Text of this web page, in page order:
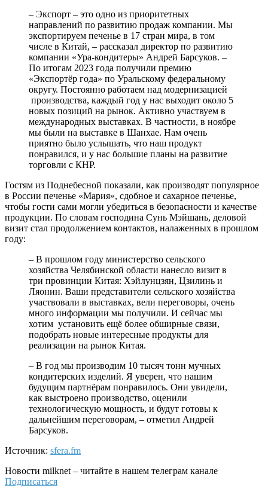
– Экспорт – это одно из приоритетных
направлений по развитию продаж компании. Мы
экспортируем печенье в 17 стран мира, в том
числе в Китай, – рассказал директор по развитию
компании «Ура-кондитеры» Андрей Барсуков. –
По итогам 2023 года получили премию
«Экспортёр года» по Уральскому федеральному
округу. Постоянно работаем над модернизацией
производства, каждый год у нас выходит около 5
новых позиций на рынок. Активно участвуем в
международных выставках. В частности, в ноябре
мы были на выставке в Шанхае. Нам очень
приятно было услышать, что наш продукт
понравился, и у нас большие планы на развитие
торговли с КНР.
Гостям из Поднебесной показали, как производят популярное
в России печенье «Мария», сдобное и сахарное печенье,
чтобы гости сами могли убедиться в безопасности и качестве
продукции. По словам господина Сунь Мэйшань, деловой
визит стал продолжением контактов, налаженных в прошлом
году:
– В прошлом году министерство сельского
хозяйства Челябинской области нанесло визит в
три провинции Китая: Хэйлунцзян, Цзилинь и
Ляонин. Ваши представители сельского хозяйства
участвовали в выставках, вели переговоры, очень
много информации мы получили. И сейчас мы
хотим установить ещё более обширные связи,
подобрать новые интересные продукты для
реализации на рынок Китая.
– В год мы производим 10 тысяч тонн мучных
кондитерских изделий. Я уверен, что нашим
будущим партнёрам понравилось. Они увидели,
как выстроено производство, оценили
технологическую мощность, и будут готовы к
дальнейшим переговорам, – отметил Андрей
Барсуков.
Источник: sfera.fm
Новости milknet – читайте в нашем телеграм канале
Подписаться